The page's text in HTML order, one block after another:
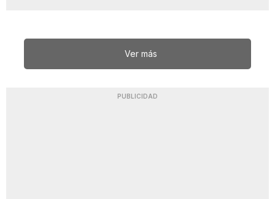
Ver más
PUBLICIDAD